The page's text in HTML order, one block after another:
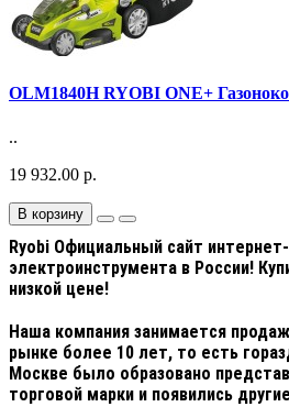
OLM1840H RYOBI ONE+
..
19 932.00 р.
В корзину
Ryobi Официальный сайт
электроинструмента в России!
низкой цене!
Наша компания занимается
рынке более 10 лет, то есть
Москве было образовано
торговой марки и появились